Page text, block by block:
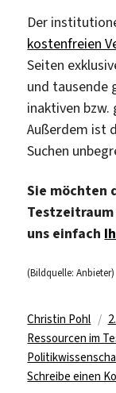
Der
kostenfreien
Seiten
und tausende
inaktiven bzw.
Außerdem ist
Suchen
Sie möchten
Testzeitraum
uns einfach
(Bildquelle: Anbieter)
Autor
Christin Pohl
Ressourcen im
Schreibe einen